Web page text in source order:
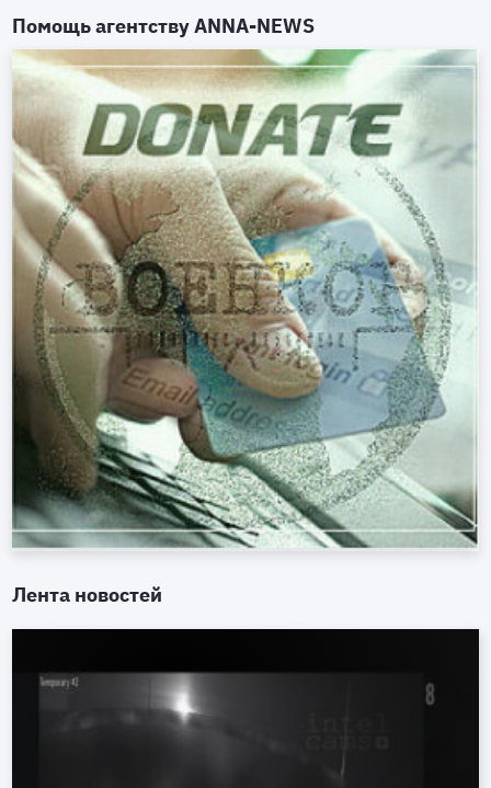
Помощь агентствуANNA-NEWS
Лента новостей